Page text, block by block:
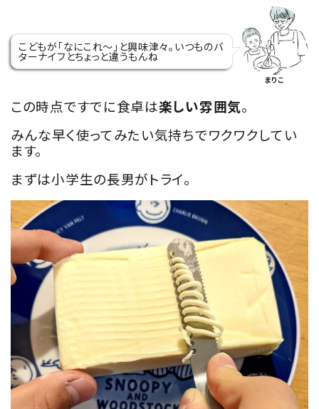
こどもが「なにこれ～」と興味津々。いつものバ
ターナイフとちょっと違うもんね
まりこ
この時点ですでに食卓は楽しい雰囲気。
みんな早く使ってみたい気持ちでワクワクしてい
ます。
まずは小学生の長男がトライ。